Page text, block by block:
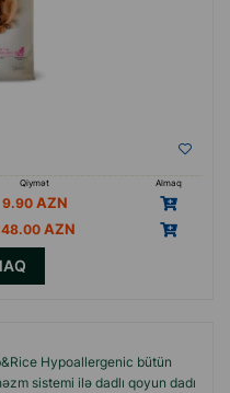
Qiymət
Almaq
9.90
Hypoallergenic bütün
sistemi ilə dadlı qoyun dadı